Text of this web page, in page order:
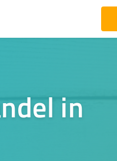
in